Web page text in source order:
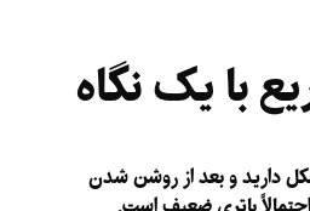
با یک نگاه
دارید و بعد از روشن شدن